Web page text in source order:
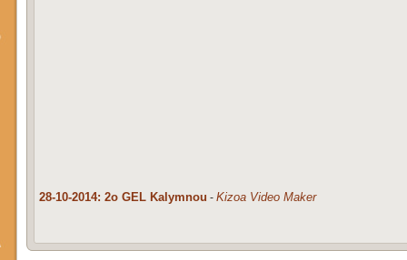
28-10-2014: 2o GEL Kalymnou - Kizoa Video Maker